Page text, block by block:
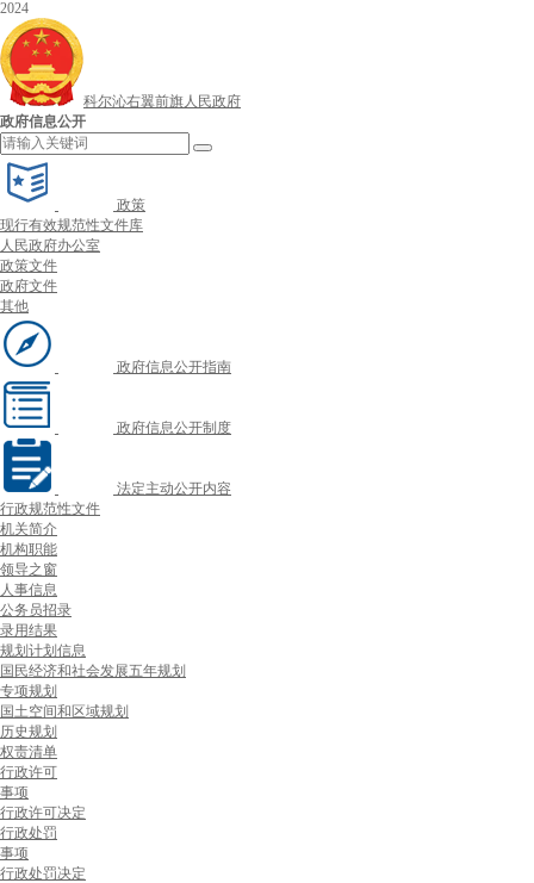
2024
科尔沁右翼前旗人民政府
政府信息公开
政策
现行有效规范性文件库
人民政府办公室
政策文件
政府文件
其他
政府信息公开指南
政府信息公开制度
法定主动公开内容
行政规范性文件
机关简介
机构职能
领导之窗
人事信息
公务员招录
录用结果
规划计划信息
国民经济和社会发展五年规划
专项规划
国土空间和区域规划
历史规划
权责清单
行政许可
事项
行政许可决定
行政处罚
事项
行政处罚决定